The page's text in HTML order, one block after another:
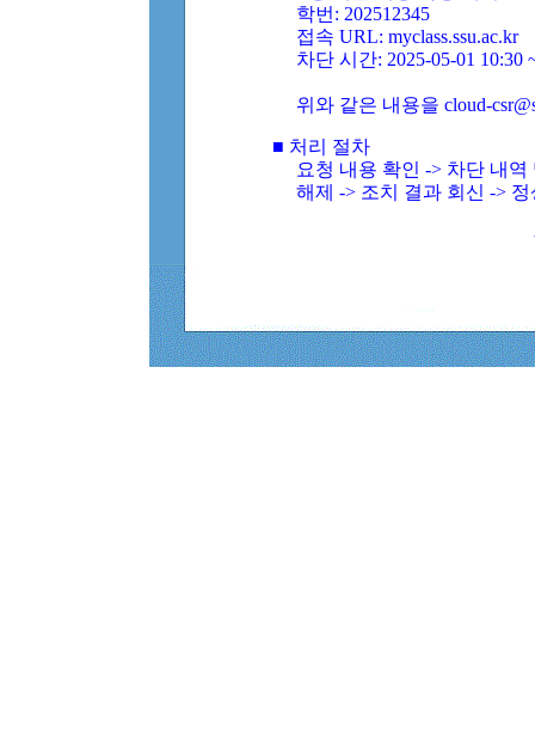
학번: 202512345
접속 URL: myclass.ssu.ac.kr
차단 시간: 2025-05-01 10:30
위와 같은 내용을 cloud-
■ 처리 절차
요청 내용 확인 -> 차단 내
해제 -> 조치 결과 회신 ->